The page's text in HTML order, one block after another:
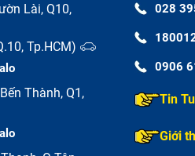
Lài, Q10,
Tp.HCM)
Thành, Q1,
028
0906
Tin
Giới